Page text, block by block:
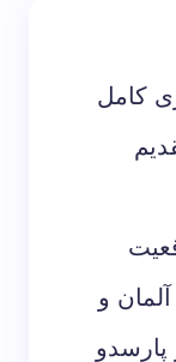
کامل
آلمان و
پارسدو